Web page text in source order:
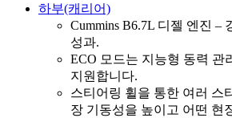
하부(캐리어)
Cummins B6.7L 디젤 엔진 –
성과.
ECO 모드는 지능형 동력 관
지원합니다.
스티어링 휠을 통한 여러 스
장 기동성을 높이고 어떤 현